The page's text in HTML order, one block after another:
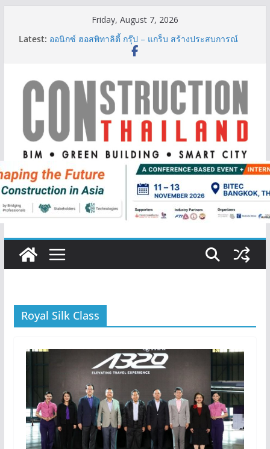
Friday, August 7, 2026
Latest: ออนิกซ์ ฮอสพิทาลิตี้ กรุ๊ป – แกร็บ สร้างประสบการณ์
การเดินทางที่สะดวกยิ่งขึ้น ภายใต้แนวคิด “More of
Construction & Mining” ขับเคลื่อนอุตสาหกรรม
ก่อสร้างและเหมืองแร่สู่สังคมคาร์บอนต่ำอย่างยั่งยืน
ลลิล พร็อพเพอร์ตี้ ก้าวสู่ปีที่ 40 ยึดลูกค้าเป็นศูนย์กลาง
เดินหน้าสร้างการเติบโตอย่างยั่งยืน
IHG Hotels & Resorts เปิดตัว ฮอลิเดย์ อินน์ เอ็กซ์เพรส
ผู้เชี่ยวชาญด้านวิศวกรรมโครงสร้างเสนอแผนปฏิรูป
มาตรฐานตั้งแต่การออกแบบถึงการตรวจสอบอาคารไทย
รับมือแผ่นดินไหว
Royal Silk Class